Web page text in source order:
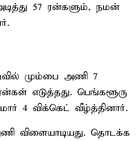
57 ரன்களும், நமன்
மும்பை அணி 7
எடுத்தது. பெங்களூரு
4 விக்கெட் வீழ்த்தினார்.
விளையாடியது. தொடக்க